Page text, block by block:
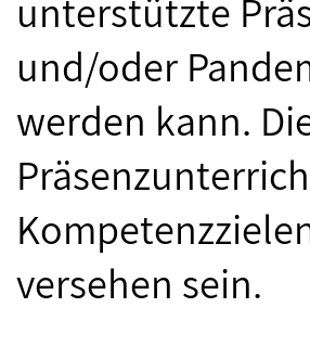
unterstützte
und/oder
werden kann.
versehen sein.